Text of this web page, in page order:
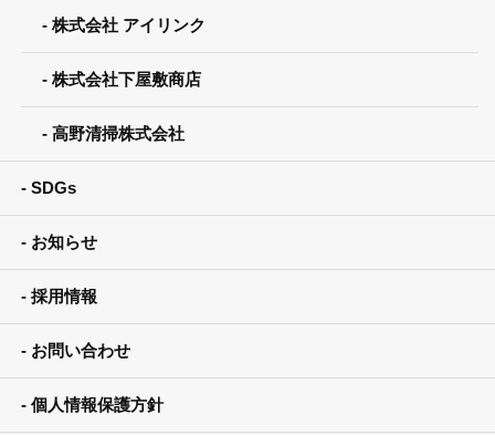
株式会社 アイリンク
株式会社下屋敷商店
高野清掃株式会社
SDGs
お知らせ
採用情報
お問い合わせ
個人情報保護方針